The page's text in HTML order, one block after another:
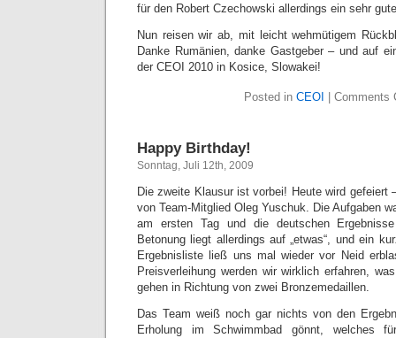
für den Robert Czechowski allerdings ein sehr
Nun reisen wir ab, mit leicht wehmütigem
Danke Rumänien, danke Gastgeber – und auf
der CEOI 2010 in Kosice, Slowakei!
Posted in CEOI Comments
Happy Birthday!
Sonntag, Juli 12th, 2009
Die zweite Klausur ist vorbei! Heute wird gefeiert
von Team-Mitglied Oleg Yuschuk. Die Aufgaben
am ersten Tag und die deutschen
Betonung liegt allerdings auf „etwas“, und ein
Ergebnisliste ließ uns mal wieder vor Neid
Preisverleihung werden wir wirklich erfahren,
gehen in Richtung von zwei Bronzemedaillen.
Das Team weiß noch gar nichts von den
Erholung im Schwimmbad gönnt, welches